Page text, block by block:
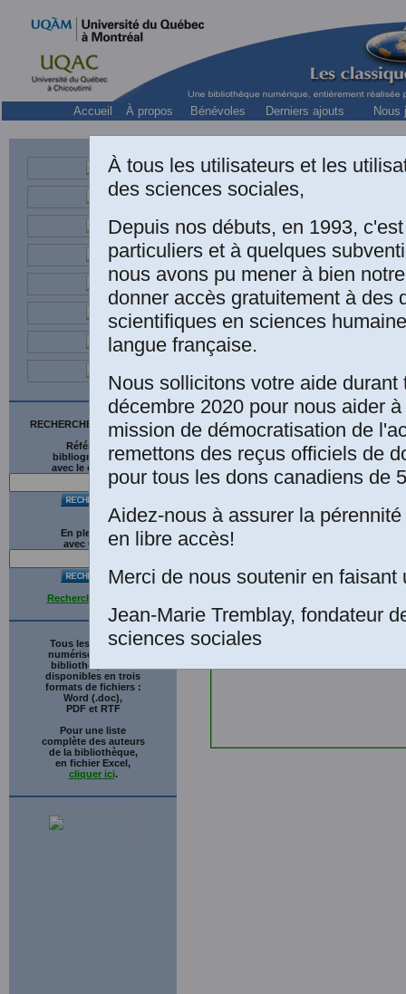
Accueil À propos Bénévoles Derniers ajouts Nous
RECHERCHE SUR LE SITE
Références
bibliographiques
avec le catalogue
En plein texte
avec G gle
Recherche avancée
Tous les ouvrages
numérisés de cette
bibliothèque sont
disponibles en trois
formats de fichiers :
Word (.doc),
PDF et RTF
Pour une liste
complète des auteurs
de la bibliothèque,
en fichier Excel,
cliquer ici.
À tous les utilisateurs et les
des sciences sociales,
Depuis nos débuts, en 1993,
particuliers et à quelques
nous avons pu mener à bien
donner accès gratuitement à des
scientifiques en sciences
langue française.
Nous sollicitons votre aide durant
décembre 2020 pour nous aider
mission de démocratisation de
remettons des reçus officiels de
pour tous les dons canadiens de
Aidez-nous à assurer la
en libre accès!
Merci de nous soutenir en faisant
Jean-Marie Tremblay, fondateur
sciences sociales